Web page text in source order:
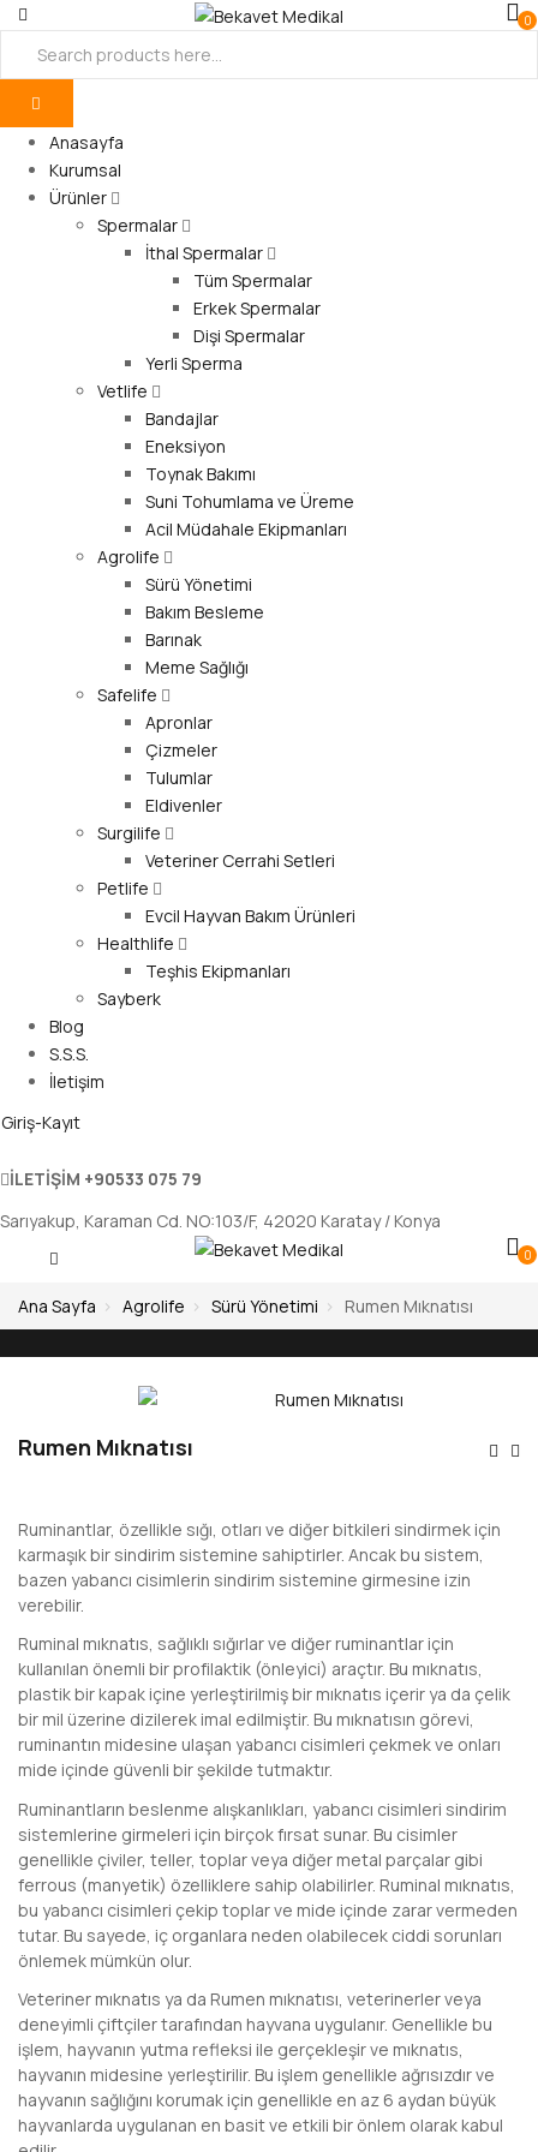
0
Anasayfa
Kurumsal
Ürünler
Spermalar
İthal Spermalar
Tüm Spermalar
Erkek Spermalar
Dişi Spermalar
Yerli Sperma
Vetlife
Bandajlar
Eneksiyon
Toynak Bakımı
Suni Tohumlama ve Üreme
Acil Müdahale Ekipmanları
Agrolife
Sürü Yönetimi
Bakım Besleme
Barınak
Meme Sağlığı
Safelife
Apronlar
Çizmeler
Tulumlar
Eldivenler
Surgilife
Veteriner Cerrahi Setleri
Petlife
Evcil Hayvan Bakım Ürünleri
Healthlife
Teşhis Ekipmanları
Sayberk
Blog
S.S.S.
İletişim
Giriş-Kayıt
İLETİŞİM +90533 075 79
Sarıyakup, Karaman Cd. NO:103/F, 42020 Karatay / Konya
0
Ana Sayfa Agrolife Sürü Yönetimi Rumen Mıknatısı
Rumen Mıknatısı
Ruminantlar, özellikle sığı, otları ve diğer bitkileri sindirmek için
karmaşık bir sindirim sistemine sahiptirler. Ancak bu sistem,
bazen yabancı cisimlerin sindirim sistemine girmesine izin
verebilir.
Ruminal mıknatıs, sağlıklı sığırlar ve diğer ruminantlar için
kullanılan önemli bir profilaktik (önleyici) araçtır. Bu mıknatıs,
plastik bir kapak içine yerleştirilmiş bir mıknatıs içerir ya da çelik
bir mil üzerine dizilerek imal edilmiştir. Bu mıknatısın görevi,
ruminantın midesine ulaşan yabancı cisimleri çekmek ve onları
mide içinde güvenli bir şekilde tutmaktır.
Ruminantların beslenme alışkanlıkları, yabancı cisimleri sindirim
sistemlerine girmeleri için birçok fırsat sunar. Bu cisimler
genellikle çiviler, teller, toplar veya diğer metal parçalar gibi
ferrous (manyetik) özelliklere sahip olabilirler. Ruminal mıknatıs,
bu yabancı cisimleri çekip toplar ve mide içinde zarar vermeden
tutar. Bu sayede, iç organlara neden olabilecek ciddi sorunları
önlemek mümkün olur.
Veteriner mıknatıs ya da Rumen mıknatısı, veterinerler veya
deneyimli çiftçiler tarafından hayvana uygulanır. Genellikle bu
işlem, hayvanın yutma refleksi ile gerçekleşir ve mıknatıs,
hayvanın midesine yerleştirilir. Bu işlem genellikle ağrısızdır ve
hayvanın sağlığını korumak için genellikle en az 6 aydan büyük
hayvanlarda uygulanan en basit ve etkili bir önlem olarak kabul